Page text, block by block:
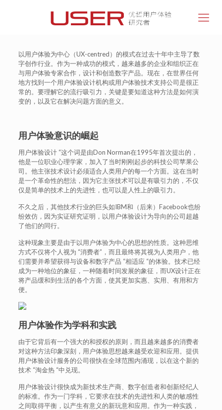
以用户体验为中心（UX-centred）的模式在过去十年中主导了数
字创作行业。作为一种成功的模式，越来越多的企业和组织正在
与用户体验专家合作，设计和创造数字产品。现在，在世界任何
地方找到一个用户体验设计机构或用户体验技术支持公司是很正
常的。要理解它的流行吸引力，关键是要知道这种方法是如何演
变的，以及它在解决问题方面的意义。
用户体验意识的崛起
用户体验设计 “这个词是由Don Norman在1995年首次提出的，
他是一位职业心理学家，加入了当时刚刚起步的科技公司苹果公
司。他主张技术设计必须适合人类用户的每一个方面。这在当时
是一个革命性的想法，因为它主张技术可以是有吸引力的，不仅
仅是简单的技术上的先进性，也可以是人性上的吸引力。
不久之后，其他技术行业的巨头如IBM和（后来）Facebook也纷
纷效仿，因为实证研究证明，以用户体验设计为导向的公司超越
了他们的同行。
这种现象主要是由于以用户体验为中心的思想的性质。这种思维
方式不仅将个人视为 “消费者”，而且最终将其视为人类用户，他
们需要并希望获得与设备和数字产品 “相适应 “的体验。技术已经
成为一种地位的象征，一种随着时间发展的象征，而UX设计正在
将产品缓和到生活的各个方面，使其更加实惠、实用、有用和方
便。
用户体验作为学科和实践
由于它背后有一个强大的和授权的原则，而且越来越多的消费者
对这种方法印象深刻，用户体验思想越来越受欢迎和应用。提供
用户体验设计服务的公司很快在全球范围内涌现，以在这个新的
技术 “淘金热 “中兑现。
用户体验设计很快成为新技术生产商、数字创造者和创新经纪人
的标准。作为一门学科，它要求在技术的先进性和人类的敏感性
之间取得平衡，以产生有意义的新玩意和应用。作为一种实践，